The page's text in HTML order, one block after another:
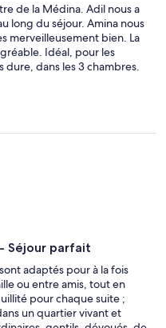
de la Médina. Adil nous a
long du séjour. Amina nous
merveilleusement bien. La
Idéal, pour les
dans les 3 chambres.
d'eau et les
jour.
Séjour parfait
adaptés pour à la fois
ou entre amis, tout en
pour chaque suite ;
un quartier vivant et